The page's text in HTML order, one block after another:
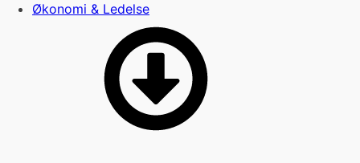
Økonomi & Ledelse